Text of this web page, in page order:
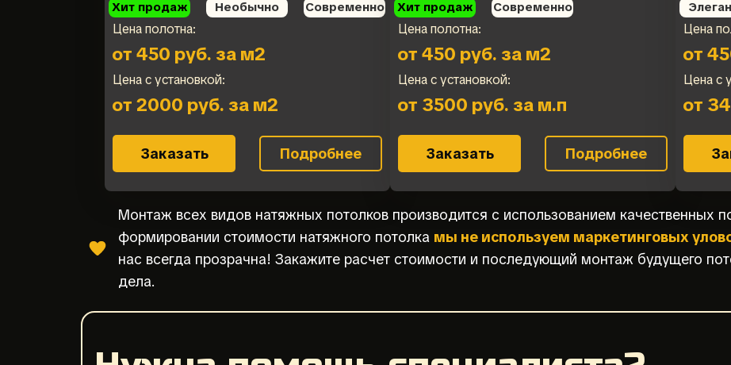
Хит продаж Необычно Современно
Цена полотна:
от 450 руб. за м2
Цена с установкой:
от 2000 руб. за м2
Заказать Подробнее
Хит продаж Современно
Цена полотна:
от 450 руб. за м2
Цена с установкой:
от 3500 руб. за м.п
Заказать Подробнее
Цена
от
Цена с
от
Монтаж всех видов натяжных потолков производится с использованием качественных
формировании стоимости натяжного потолка мы не используем маркетинговых
нас всегда прозрачна! Закажите расчет стоимости и последующий монтаж будущего
дела.